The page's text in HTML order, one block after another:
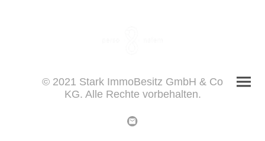
© 2021 Stark ImmoBesitz GmbH & Co
KG. Alle Rechte vorbehalten.